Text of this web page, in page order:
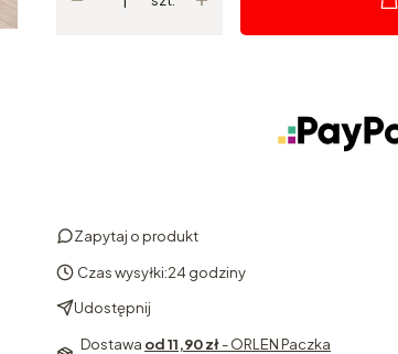
Zapytaj o produkt
Czas wysyłki:24 godziny
Udostępnij
Dostawa od 11,90 zł- ORLEN Paczka